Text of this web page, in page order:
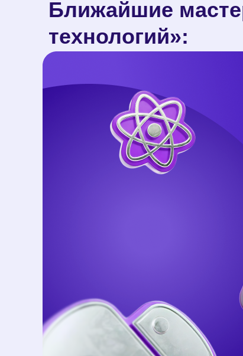
Ближайшие
технологий»: